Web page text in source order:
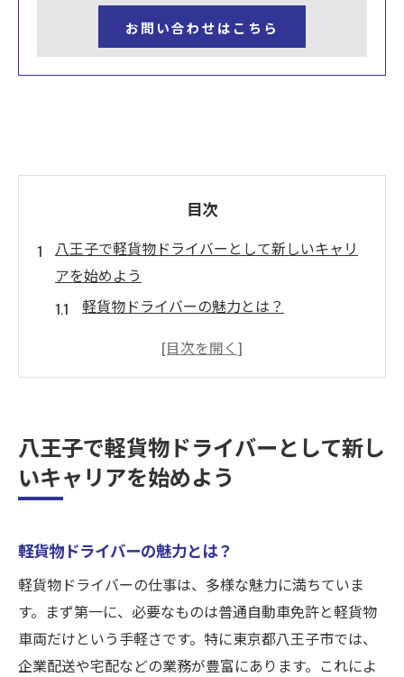
お問い合わせはこちら
目次
八王子で軽貨物ドライバーとして新しいキャリ
アを始めよう
軽貨物ドライバーの魅力とは？
八王子で始める軽貨物配送の第一歩
八王子でのドライバー業務の一日
地域密着型の仕事で得られるやりがい
い働き方
女性ドライバーが活躍できる理由
柔軟なシフト制でライフスタイルに合わせ
た働き方を
女性に優しい職場環境の特徴
八王子で軽貨物ドライバーとして新し
いキャリアを始めよう
軽貨物ドライバーの魅力とは？
軽貨物ドライバーの仕事は、多様な魅力に満ちていま
す。まず第一に、必要なものは普通自動車免許と軽貨物
車両だけという手軽さです。特に東京都八王子市では、
企業配送や宅配などの業務が豊富にあります。これによ